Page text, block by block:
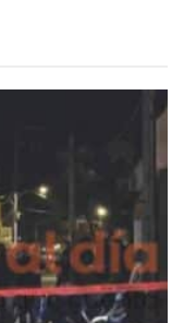
dos mil libros de